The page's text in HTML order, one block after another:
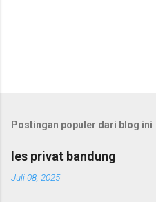
Postingan populer dari blog ini
les privat bandung
Juli 08, 2025